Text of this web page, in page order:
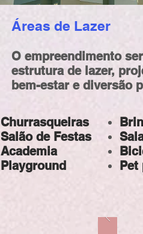
Áreas de Lazer
Churrasqueiras
Salão de Festas
Academia
Playground
Pet
O empreendimento
estrutura de lazer,
bem-estar e diversão